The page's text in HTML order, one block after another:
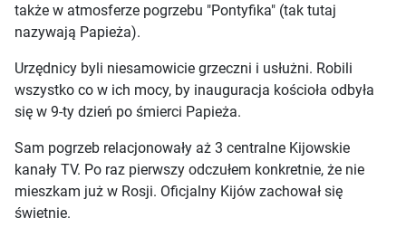
także w atmosferze pogrzebu "Pontyfika" (tak tutaj
nazywają Papieża).
Urzędnicy byli niesamowicie grzeczni i usłużni. Robili
wszystko co w ich mocy, by inauguracja kościoła odbyła
się w 9-ty dzień po śmierci Papieża.
Sam pogrzeb relacjonowały aż 3 centralne Kijowskie
kanały TV. Po raz pierwszy odczułem konkretnie, że nie
mieszkam już w Rosji. Oficjalny Kijów zachował się
świetnie.